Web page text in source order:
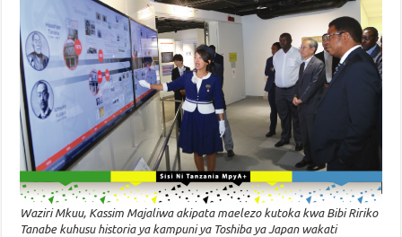
Waziri Mkuu, Kassim Majaliwa akipata maelezo kutoka kwa Bibi Ririko
Tanabe kuhusu historia ya kampuni ya Toshiba ya Japan wakati